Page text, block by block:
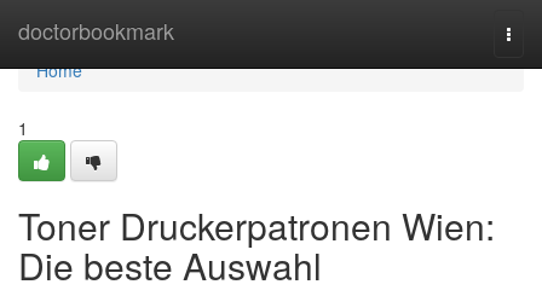
doctorbookmark
Home
Home
1
Toner Druckerpatronen Wien:
Die beste Auswahl